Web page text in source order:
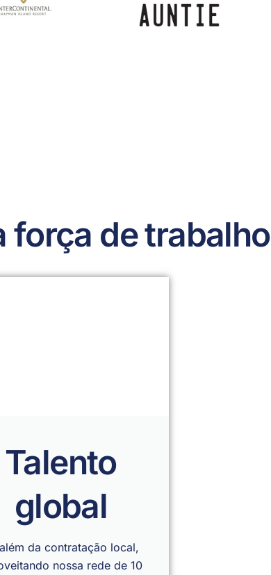
força de trabalho
Talento
global
da contratação local,
nossa rede de 10